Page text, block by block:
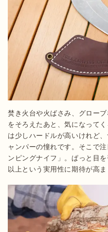
焚き火台や火ばさみ、グロー
をそろえたあと、気になって
は少しハードルが高いけれど
ャンパーの憧れです。そこで
ンピングナイフ」。ぱっと目
以上という実用性に期待が高ま